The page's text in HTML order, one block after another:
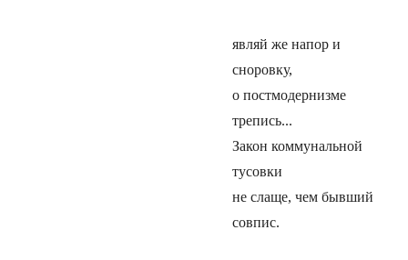
являй же напор и
сноровку,
о постмодернизме
трепись...
Закон коммунальной
тусовки
не слаще, чем бывший
совпис.